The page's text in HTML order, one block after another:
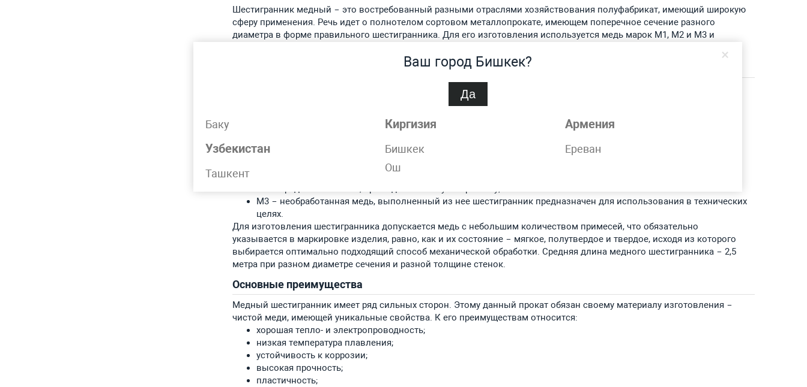
×
Ваш город Бишкек?
Да
Баку
Узбекистан
Ташкент
Киргизия
Бишкек
Ош
Армения
Ереван
Шестигранник медный – это востребованный разными отраслями хозяйствования полуфабрикат, имеющий широкую
сферу применения. Речь идет о полнотелом сортовом металлопрокате, имеющем поперечное сечение разного
диаметра в форме правильного шестигранника. Для его изготовления используется медь марок М1, М2 и М3 и
Виды и технические характеристики
Сортамент медного шестигранника предполагает его категориезацию по ряду признаков, в том числе и по способу
Немаловажное значение имеет и используемое для его производства сырье – чистая медь марок:
М1 – высокого качества, прошедшая все стадии обработки, изготовленный из нее металлический прокат
М3 – необработанная медь, выполненный из нее шестигранник предназначен для использования в технических
целях.
Для изготовления шестигранника допускается медь с небольшим количеством примесей, что обязательно
указывается в маркировке изделия, равно, как и их состояние – мягкое, полутвердое и твердое, исходя из которого
выбирается оптимально подходящий способ механической обработки. Средняя длина медного шестигранника – 2,5
метра при разном диаметре сечения и разной толщине стенок.
Основные преимущества
Медный шестигранник имеет ряд сильных сторон. Этому данный прокат обязан своему материалу изготовления –
чистой меди, имеющей уникальные свойства. К его преимуществам относится:
хорошая тепло- и электропроводность;
низкая температура плавления;
устойчивость к коррозии;
высокая прочность;
пластичность;